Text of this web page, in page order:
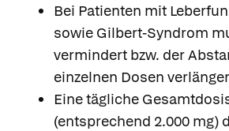
Bei Patienten mit
sowie Gilbert-Syndrom
vermindert bzw. der
einzelnen Dosen
Eine tägliche
(entsprechend 2.000 mg)